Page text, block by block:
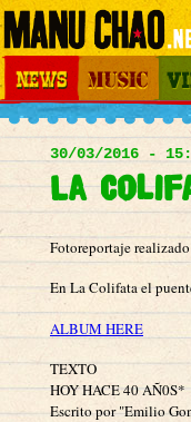
Main
menu
30/03/2016 -
La
Fotoreportaje
En La Colifata el
ALBUM HERE
TEXTO
HOY HACE 40 AÑ0S*
Escrito por "Emilio